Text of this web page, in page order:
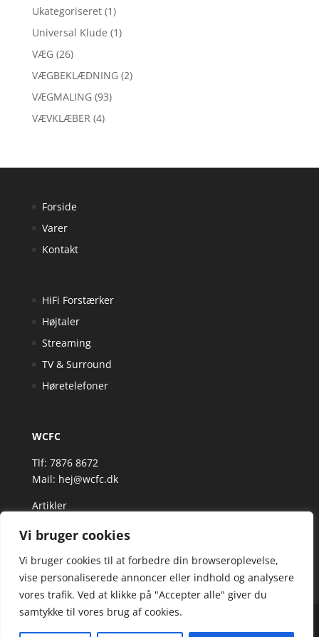
Vi bruger cookies
Vi bruger cookies til at forbedre din browseroplevelse,
vise personaliserede annoncer eller indhold og analysere
vores trafik. Ved at klikke på "Accepter alle" giver du
samtykke til vores brug af cookies.
Ukategoriseret (1)
Universal Klude (1)
VÆG (26)
VÆGBEKLÆDNING (2)
VÆGMALING (93)
VÆVKLÆBER (4)
Forside
Varer
Kontakt
HiFi Forstærker
Højtaler
Streaming
TV & Surround
Høretelefoner
WCFC
Tlf: 7876 8672
Mail: hej@wcfc.dk
Artikler